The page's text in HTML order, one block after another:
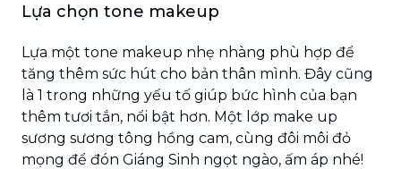
Lựa chọn tone makeup
Lựa một tone makeup nhẹ nhàng phù hợp để
tăng thêm sức hút cho bản thân mình. Đây cũng
là 1 trong những yếu tố giúp bức hình của bạn
thêm tươi tắn, nổi bật hơn. Một lớp make up
sương sương tông hồng cam, cùng đôi môi đỏ
mọng để đón Giáng Sinh ngọt ngào, ấm áp nhé!